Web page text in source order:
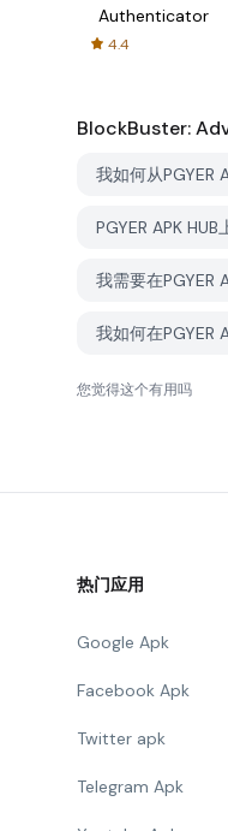
Authenticator
4.4
BlockBuster:
我如何从PGYER
PGYER APK
我需要在PGYER
我如何在PGYER
您觉得这个有用吗
热门应用
Google Apk
Facebook Apk
Twitter apk
Telegram Apk